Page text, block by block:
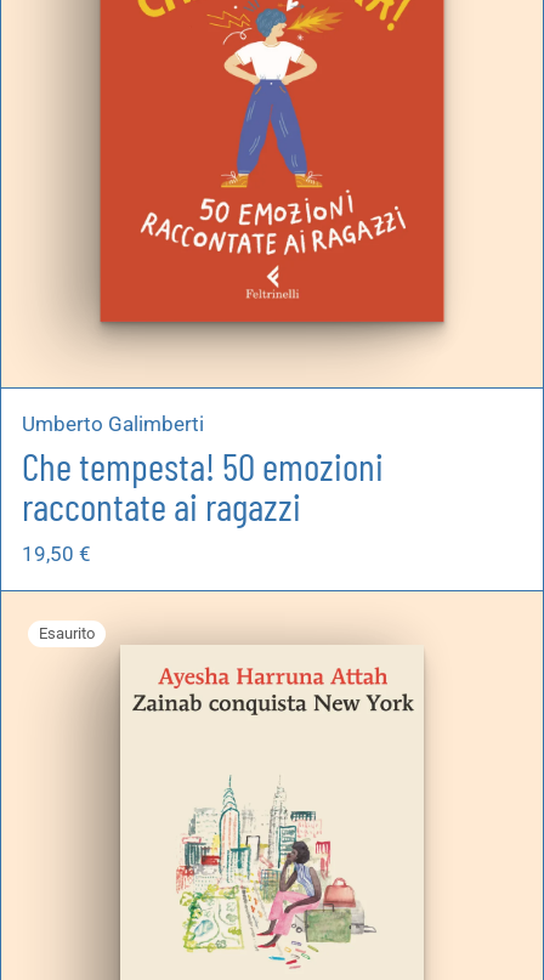
Umberto Galimberti
Che tempesta! 50 emozioni
raccontate ai ragazzi
19,50 €
Esaurito